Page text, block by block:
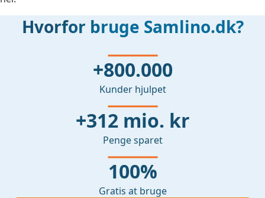
Hvorfor bruge Samlino.dk?
+800.000
Kunder hjulpet
+312 mio. kr
Penge sparet
100%
Gratis at bruge